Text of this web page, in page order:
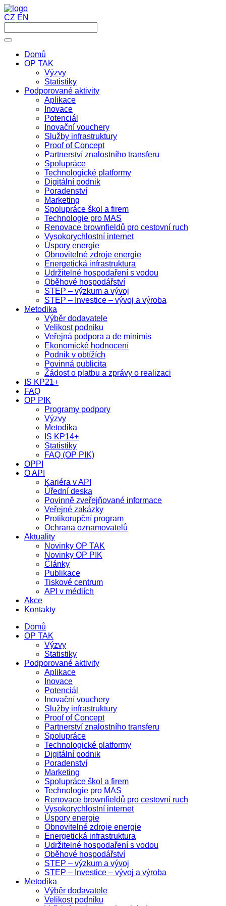
CZ EN
Domů
OP TAK
Výzvy
Statistiky
Podporované aktivity
Aplikace
Inovace
Potenciál
Inovační vouchery
Služby infrastruktury
Proof of Concept
Partnerství znalostního transferu
Spolupráce
Technologické platformy
Digitální podnik
Poradenství
Marketing
Spolupráce škol a firem
Technologie pro MAS
Renovace brownfieldů pro cestovní ruch
Vysokorychlostní internet
Úspory energie
Obnovitelné zdroje energie
Energetická infrastruktura
Udržitelné hospodaření s vodou
Oběhové hospodářství
STEP – výzkum a vývoj
STEP – Investice – vývoj a výroba
Metodika
Výběr dodavatele
Velikost podniku
Veřejná podpora a de minimis
Ekonomické hodnocení
Podnik v obtížích
Povinná publicita
Žádost o platbu a zprávy o realizaci
IS KP21+
FAQ
OP PIK
Programy podpory
Výzvy
Metodika
IS KP14+
Statistiky
FAQ (OP PIK)
OPPI
O API
Kariéra v API
Úřední deska
Povinně zveřejňované informace
Veřejné zakázky
Protikorupční program
Ochrana oznamovatelů
Aktuality
Novinky OP TAK
Novinky OP PIK
Články
Publikace
Tiskové centrum
API v médiích
Akce
Kontakty
Domů
OP TAK
Výzvy
Statistiky
Podporované aktivity
Aplikace
Inovace
Potenciál
Inovační vouchery
Služby infrastruktury
Proof of Concept
Partnerství znalostního transferu
Spolupráce
Technologické platformy
Digitální podnik
Poradenství
Marketing
Spolupráce škol a firem
Technologie pro MAS
Renovace brownfieldů pro cestovní ruch
Vysokorychlostní internet
Úspory energie
Obnovitelné zdroje energie
Energetická infrastruktura
Udržitelné hospodaření s vodou
Oběhové hospodářství
STEP – výzkum a vývoj
STEP – Investice – vývoj a výroba
Metodika
Výběr dodavatele
Velikost podniku